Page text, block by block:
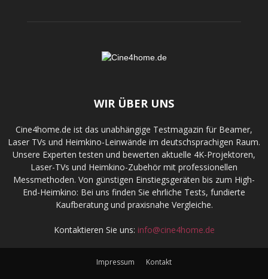
WIR ÜBER UNS
Cine4home.de ist das unabhängige Testmagazin für Beamer,
Laser TVs und Heimkino-Leinwände im deutschsprachigen Raum.
Unsere Experten testen und bewerten aktuelle 4K-Projektoren,
Laser-TVs und Heimkino-Zubehör mit professionellen
Messmethoden. Von günstigen Einstiegsgeräten bis zum High-
End-Heimkino: Bei uns finden Sie ehrliche Tests, fundierte
Kaufberatung und praxisnahe Vergleiche.
Kontaktieren Sie uns: info@cine4home.de
Impressum
Kontakt